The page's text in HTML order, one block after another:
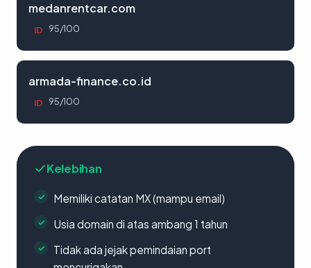
medanrentcar.com
ID 95/100
armada-finance.co.id
ID 95/100
Kelebihan
Memiliki catatan MX (mampu email)
Usia domain di atas ambang 1 tahun
Tidak ada jejak pemindaian port